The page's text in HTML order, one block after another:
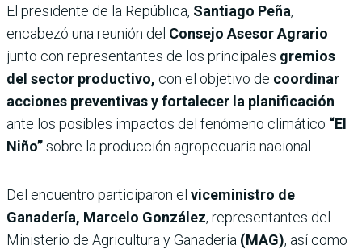
El presidente de la República, Santiago Peña,
encabezó una reunión del Consejo Asesor Agrario
junto con representantes de los principales gremios
del sector productivo, con el objetivo de coordinar
acciones preventivas y fortalecer la planificación
ante los posibles impactos del fenómeno climático “El
Niño”sobre la producción agropecuaria nacional.
Del encuentro participaron el viceministro de
Ganadería, Marcelo González, representantes del
Ministerio de Agricultura y Ganadería (MAG), así como